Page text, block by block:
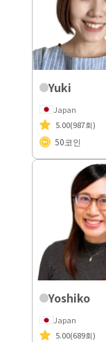
Yuki
Japan
5.00(987회)
50코인
Yoshiko
Japan
5.00(689회)